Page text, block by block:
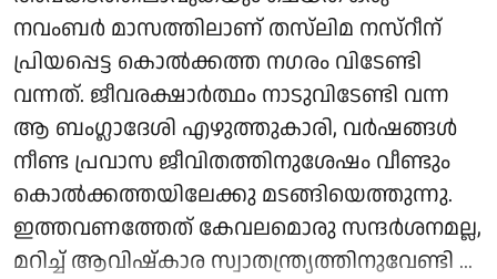
നവംബർ മാസത്തിലാണ് തസ്‌ലിമ നസ്‌റീന്
പ്രിയപ്പെട്ട കൊൽക്കത്ത നഗരം വിടേണ്ടി
വന്നത്. ജീവരക്ഷാർത്ഥം നാടുവിടേണ്ടി വന്ന
ആ ബംഗ്ലാദേശി എഴുത്തുകാരി, വർഷങ്ങൾ
നീണ്ട പ്രവാസ ജീവിതത്തിനുശേഷം വീണ്ടും
കൊൽക്കത്തയിലേക്കു മടങ്ങിയെത്തുന്നു.
ഇത്തവണത്തേത് കേവലമൊരു സന്ദർശനമല്ല,
മറിച്ച് ആവിഷ്കാര സ്വാതന്ത്ര്യത്തിനുവേണ്ടി ...